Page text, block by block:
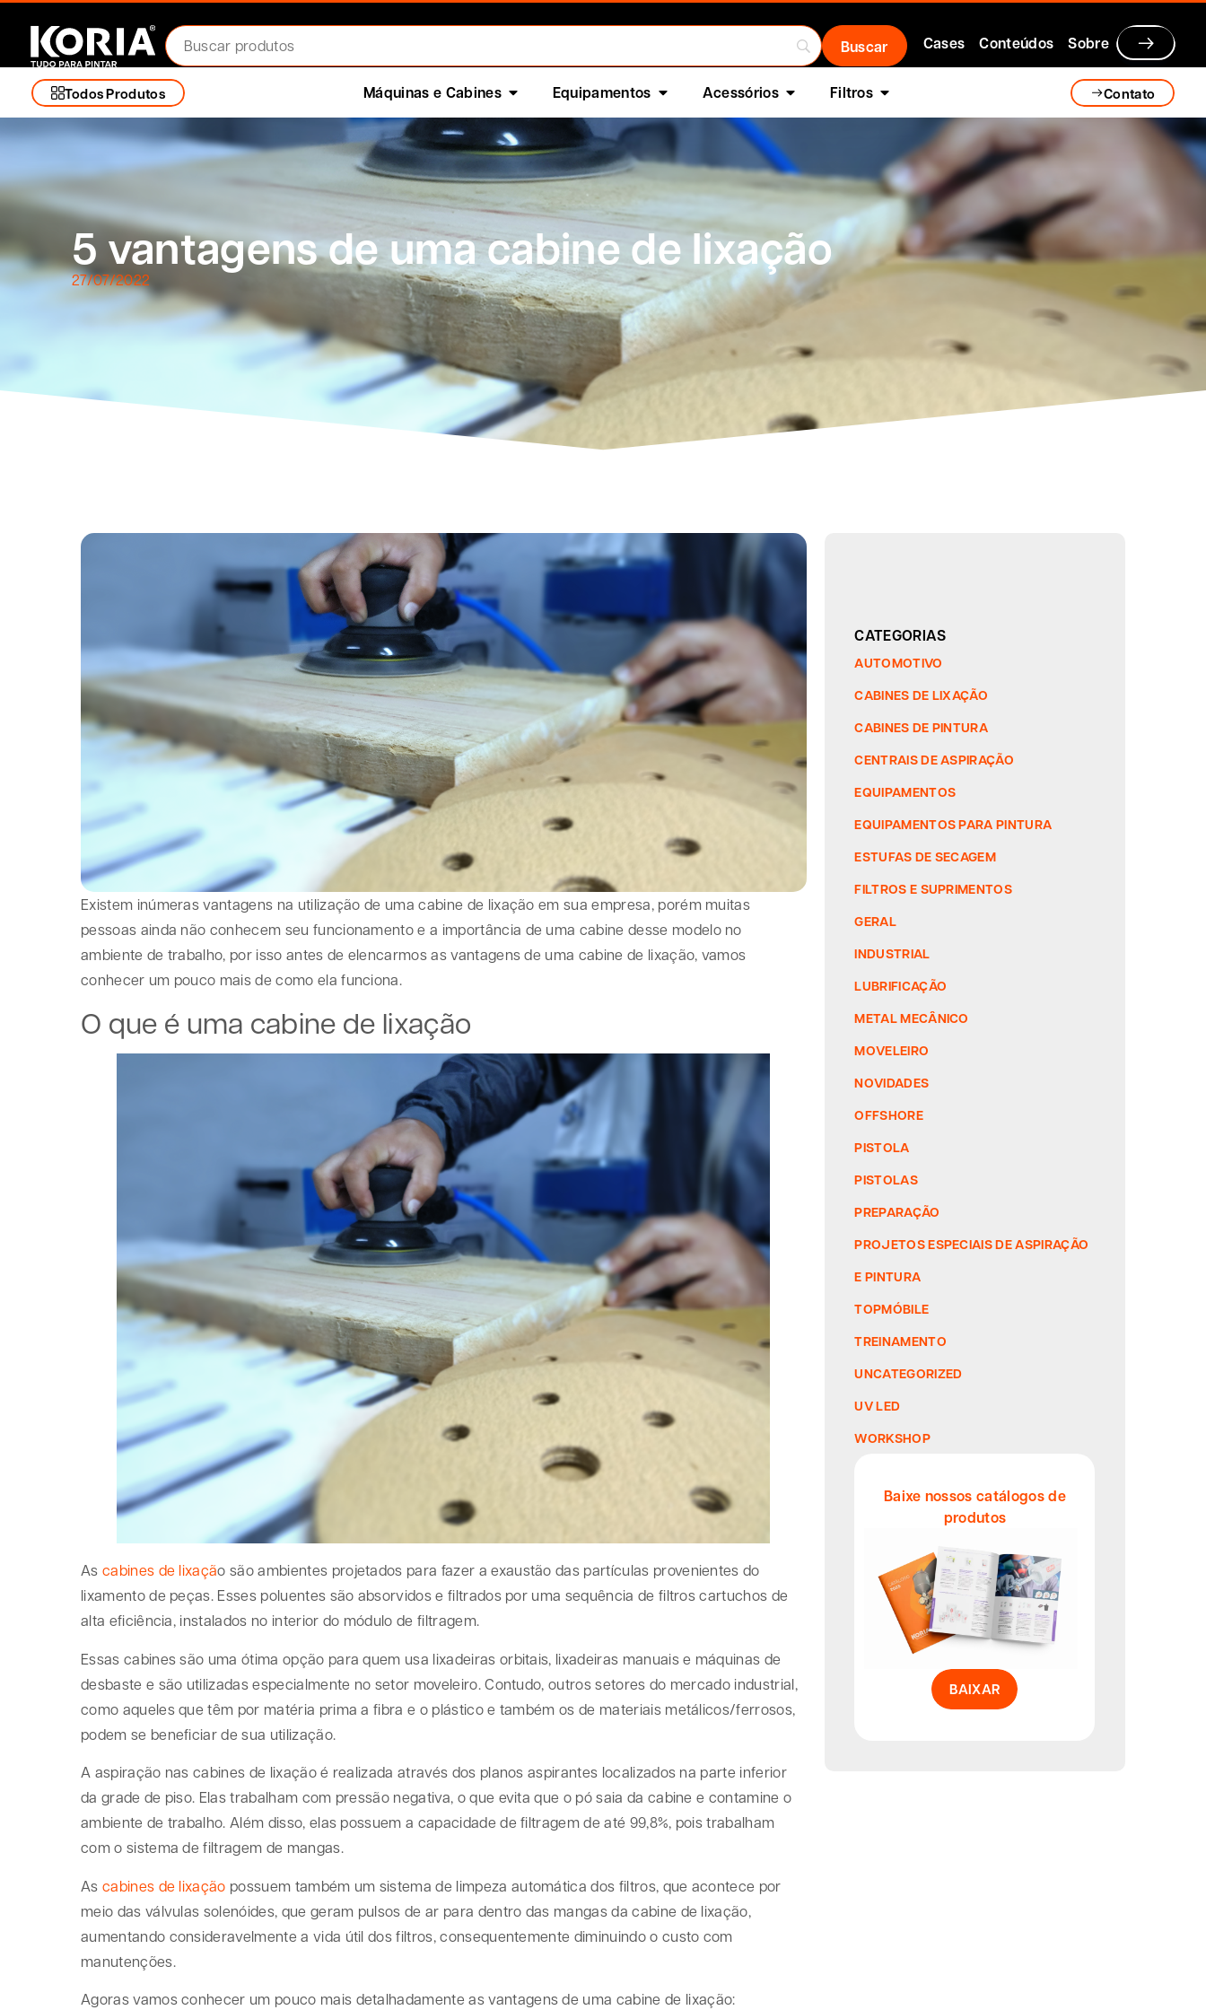
Cases Conteúdos Sobre
Todos Produtos Máquinas e Cabines Equipamentos Acessórios Filtros Contato
5 vantagens de uma cabine de lixação
27/07/2022
Existem inúmeras vantagens na utilização de uma cabine de lixação em sua empresa, porém muitas
pessoas ainda não conhecem seu funcionamento e a importância de uma cabine desse modelo no
ambiente de trabalho, por isso antes de elencarmos as vantagens de uma cabine de lixação, vamos
conhecer um pouco mais de como ela funciona.
O que é uma cabine de lixação
As cabines de lixação são ambientes projetados para fazer a exaustão das partículas provenientes do
lixamento de peças. Esses poluentes são absorvidos e filtrados por uma sequência de filtros cartuchos de
alta eficiência, instalados no interior do módulo de filtragem.
Essas cabines são uma ótima opção para quem usa lixadeiras orbitais, lixadeiras manuais e máquinas de
desbaste e são utilizadas especialmente no setor moveleiro. Contudo, outros setores do mercado industrial,
como aqueles que têm por matéria prima a fibra e o plástico e também os de materiais metálicos/ferrosos,
podem se beneficiar de sua utilização.
A aspiração nas cabines de lixação é realizada através dos planos aspirantes localizados na parte inferior
da grade de piso. Elas trabalham com pressão negativa, o que evita que o pó saia da cabine e contamine o
ambiente de trabalho. Além disso, elas possuem a capacidade de filtragem de até 99,8%, pois trabalham
com o sistema de filtragem de mangas.
As cabines de lixação possuem também um sistema de limpeza automática dos filtros, que acontece por
meio das válvulas solenóides, que geram pulsos de ar para dentro das mangas da cabine de lixação,
aumentando consideravelmente a vida útil dos filtros, consequentemente diminuindo o custo com
manutenções.
Agoras vamos conhecer um pouco mais detalhadamente as vantagens de uma cabine de lixação:
CATEGORIAS
AUTOMOTIVO
CABINES DE LIXAÇÃO
CABINES DE PINTURA
CENTRAIS DE ASPIRAÇÃO
EQUIPAMENTOS
EQUIPAMENTOS PARA PINTURA
ESTUFAS DE SECAGEM
FILTROS E SUPRIMENTOS
GERAL
INDUSTRIAL
LUBRIFICAÇÃO
METAL MECÂNICO
MOVELEIRO
NOVIDADES
OFFSHORE
PISTOLA
PISTOLAS
PREPARAÇÃO
PROJETOS ESPECIAIS DE ASPIRAÇÃO
E PINTURA
TOPMÓBILE
TREINAMENTO
UNCATEGORIZED
UV LED
WORKSHOP
Baixe nossos catálogos de
produtos
BAIXAR